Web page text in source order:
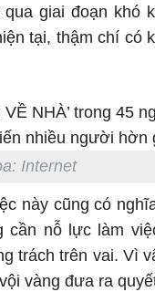
giai đoạn khó
tại, thậm chí có
Internet
này cũng có
cần nỗ lực làm
trách trên vai. Vì
vàng đưa ra